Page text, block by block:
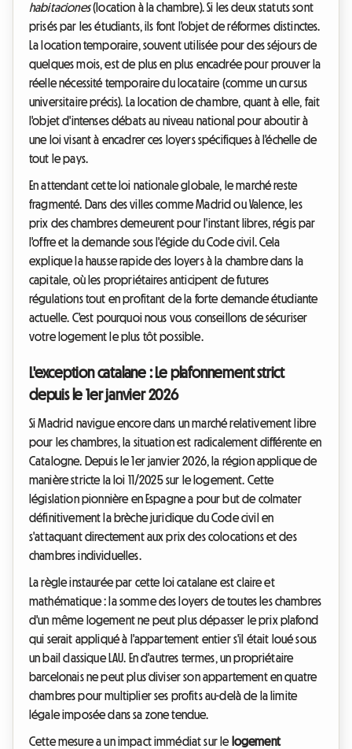
habitaciones(location à la chambre). Si les deux statuts sont
prisés par les étudiants, ils font l'objet de réformes distinctes.
La location temporaire, souvent utilisée pour des séjours de
quelques mois, est de plus en plus encadrée pour prouver la
réelle nécessité temporaire du locataire (comme un cursus
universitaire précis). La location de chambre, quant à elle, fait
l'objet d'intenses débats au niveau national pour aboutir à
une loi visant à encadrer ces loyers spécifiques à l'échelle de
tout le pays.
En attendant cette loi nationale globale, le marché reste
fragmenté. Dans des villes comme Madrid ou Valence, les
prix des chambres demeurent pour l'instant libres, régis par
l'offre et la demande sous l'égide du Code civil. Cela
explique la hausse rapide des loyers à la chambre dans la
capitale, où les propriétaires anticipent de futures
régulations tout en profitant de la forte demande étudiante
actuelle. C'est pourquoi nous vous conseillons de sécuriser
votre logement le plus tôt possible.
L'exception catalane : Le plafonnement strict
depuis le 1er janvier 2026
Si Madrid navigue encore dans un marché relativement libre
pour les chambres, la situation est radicalement différente en
Catalogne. Depuis le 1er janvier 2026, la région applique de
manière stricte la loi 11/2025 sur le logement. Cette
législation pionnière en Espagne a pour but de colmater
définitivement la brèche juridique du Code civil en
s'attaquant directement aux prix des colocations et des
chambres individuelles.
La règle instaurée par cette loi catalane est claire et
mathématique : la somme des loyers de toutes les chambres
d'un même logement ne peut plus dépasser le prix plafond
qui serait appliqué à l'appartement entier s'il était loué sous
un bail classique LAU. En d'autres termes, un propriétaire
barcelonais ne peut plus diviser son appartement en quatre
chambres pour multiplier ses profits au-delà de la limite
légale imposée dans sa zone tendue.
Cette mesure a un impact immédiat sur le logement